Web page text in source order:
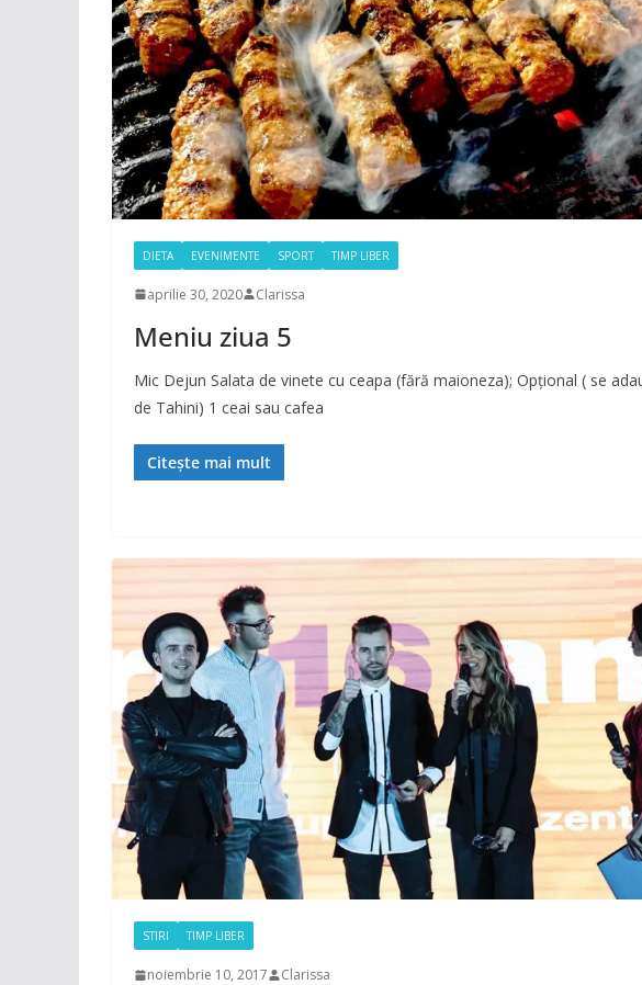
DIETA EVENIMENTE SPORT TIMP LIBER
aprilie 30, 2020 Clarissa
Meniu ziua 5
Mic Dejun Salata de vinete cu ceapa (fără maioneza); Opțional ( se
de Tahini) 1 ceai sau cafea
Citește mai mult
STIRI TIMP LIBER
noiembrie 10, 2017 Clarissa